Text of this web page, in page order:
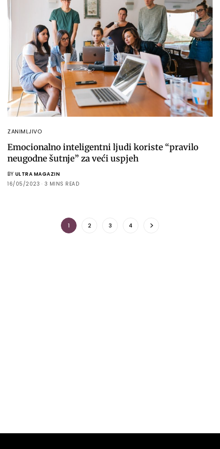
ZANIMLJIVO
Emocionalno inteligentni ljudi koriste “pravilo
neugodne šutnje” za veći uspjeh
BY ULTRA MAGAZIN
16/05/2023
3 MINS READ
1 2 3 4